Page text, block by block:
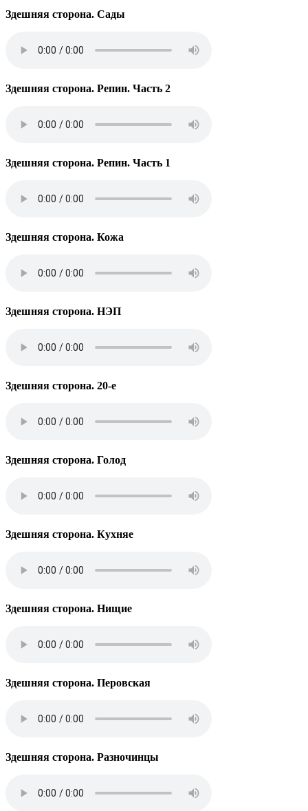
Здешняя сторона. Сады
Здешняя сторона. Репин. Часть 2
Здешняя сторона. Репин. Часть 1
Здешняя сторона. Кожа
Здешняя сторона. НЭП
Здешняя сторона. 20-е
Здешняя сторона. Голод
Здешняя сторона. Кухняе
Здешняя сторона. Нищие
Здешняя сторона. Перовская
Здешняя сторона. Разночинцы